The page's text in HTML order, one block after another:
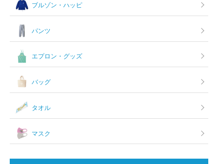
ブルゾン・ハッピ
パンツ
エプロン・グッズ
バッグ
タオル
マスク